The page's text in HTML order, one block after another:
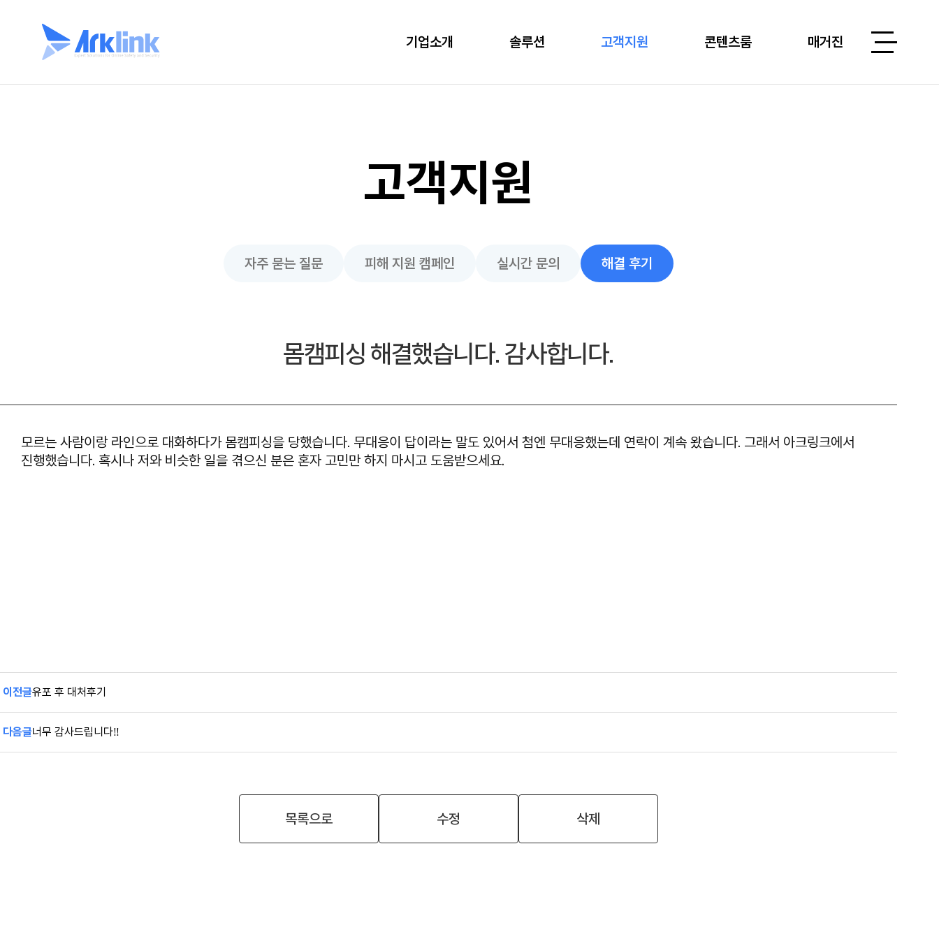
기업소개 솔루션 고객지원 콘텐츠룸 매거진
고객지원
자주 묻는 질문 피해 지원 캠페인 실시간 문의 해결 후기
몸캠피싱 해결했습니다. 감사합니다.
모르는 사람이랑 라인으로 대화하다가 몸캠피싱을 당했습니다. 무대응이 답이라는 말도 있어서 첨엔 무대응했는데 연락이 계속 왔습니다. 그래서 아크링크에서
진행했습니다. 혹시나 저와 비슷한 일을 겪으신 분은 혼자 고민만 하지 마시고 도움받으세요.
이전글유포 후 대처후기
다음글너무 감사드립니다!!
목록으로 수정 삭제